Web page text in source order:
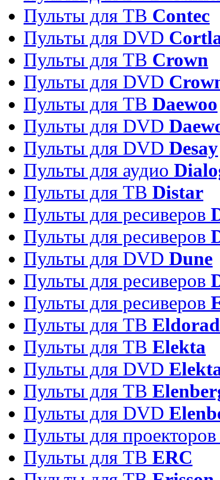
Пульты для ТВ Contec
Пульты для DVD
Пульты для ТВ Crown
Пульты для DVD
Пульты для ТВ Daewoo
Пульты для DVD
Пульты для DVD Desay
Пульты для аудио
Пульты для ТВ Distar
Пульты для ресиверов
Пульты для ресиверов
Пульты для DVD Dune
Пульты для ресиверов
Пульты для ресиверов
Пульты для ТВ
Пульты для ТВ Elekta
Пульты для DVD
Пульты для ТВ
Пульты для DVD
Пульты для
Пульты для ТВ ERC